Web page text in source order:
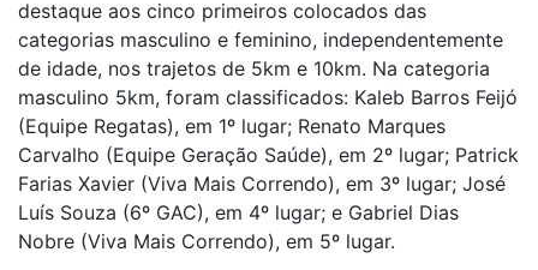
destaque aos cinco primeiros colocados das
categorias masculino e feminino, independentemente
de idade, nos trajetos de 5km e 10km. Na categoria
masculino 5km, foram classificados: Kaleb Barros Feijó
(Equipe Regatas), em 1º lugar; Renato Marques
Carvalho (Equipe Geração Saúde), em 2º lugar; Patrick
Farias Xavier (Viva Mais Correndo), em 3º lugar; José
Luís Souza (6º GAC), em 4º lugar; e Gabriel Dias
Nobre (Viva Mais Correndo), em 5º lugar.